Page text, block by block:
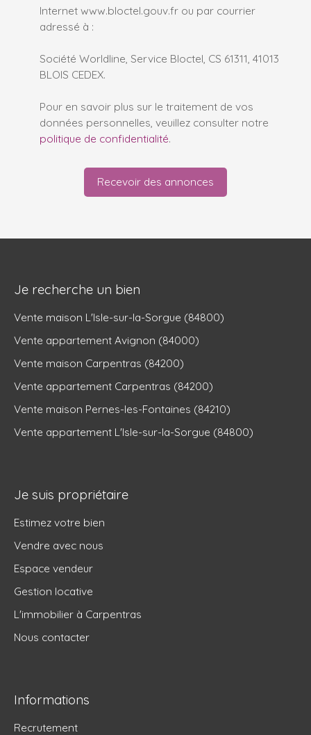
Internet www.bloctel.gouv.fr ou par courrier
adressé à :
Société Worldline, Service Bloctel, CS 61311, 41013
BLOIS CEDEX.
Pour en savoir plus sur le traitement de vos
données personnelles, veuillez consulter notre
politique de confidentialité.
Recevoir des annonces
Je recherche un bien
Vente maison L'Isle-sur-la-Sorgue (84800)
Vente appartement Avignon (84000)
Vente maison Carpentras (84200)
Vente appartement Carpentras (84200)
Vente maison Pernes-les-Fontaines (84210)
Vente appartement L'Isle-sur-la-Sorgue (84800)
Je suis propriétaire
Estimez votre bien
Vendre avec nous
Espace vendeur
Gestion locative
L'immobilier à Carpentras
Nous contacter
Informations
Recrutement